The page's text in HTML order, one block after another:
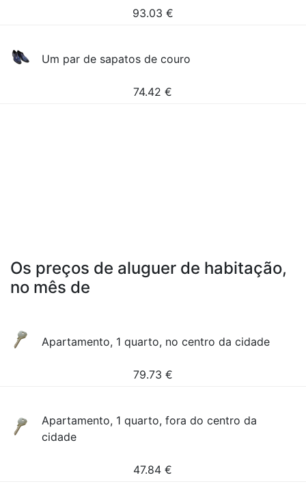
93.03 €
Um par de sapatos de couro
74.42 €
Os preços de aluguer de habitação,
no mês de
Apartamento, 1 quarto, no centro da cidade
79.73 €
Apartamento, 1 quarto, fora do centro da
cidade
47.84 €